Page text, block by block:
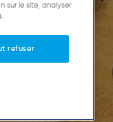
sur le site, analyser
refuser